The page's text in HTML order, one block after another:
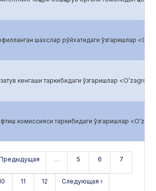
шахслар рўйхатидаги ўзгаришлар
кенгаши таркибидаги ўзгаришлар
комиссияси таркибидаги ўзгаришлар
… 5 6 7
11 12 Следующая ›